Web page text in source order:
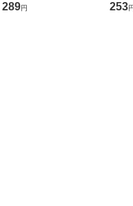
ミリヤ / [CD]【メール
289円
計
253